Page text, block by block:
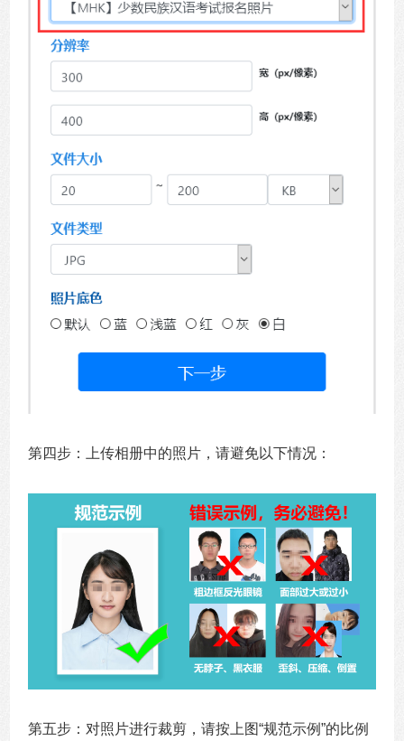
第四步：上传相册中的照片，请避免以下情况：
第五步：对照片进行裁剪，请按上图“规范示例”的比例